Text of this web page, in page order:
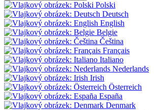
Polski
Deutsch
English
Belgie
Čeština
Français
Italiano
Nederlands
Irish
Österreich
España
Denmark